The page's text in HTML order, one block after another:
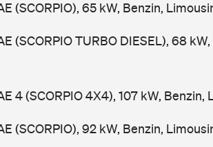
(SCORPIO), 65 kW, Benzin,
(SCORPIO TURBO DIESEL), 68
4 (SCORPIO 4X4), 107 kW, Benzin,
(SCORPIO), 92 kW, Benzin,